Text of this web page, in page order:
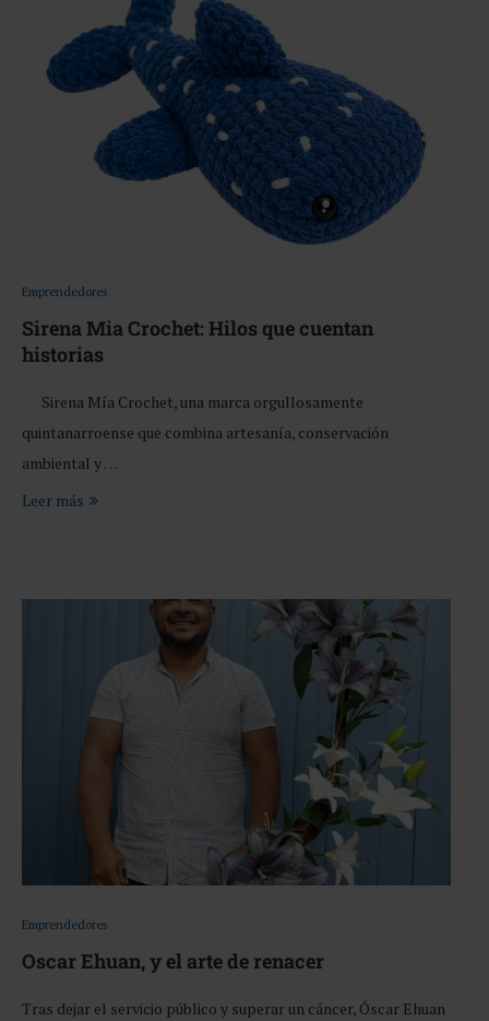
Emprendedores
Sirena Mia Crochet: Hilos que cuentan
historias
Sirena Mía Crochet, una marca orgullosamente
quintanarroense que combina artesanía, conservación
ambiental y …
Leer más
Emprendedores
Oscar Ehuan, y el arte de renacer
Tras dejar el servicio público y superar un cáncer, Óscar Ehuan